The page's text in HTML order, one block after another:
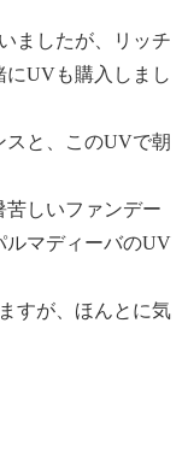
ましたが、リッチ
にUVも購入しまし
スと、このUVで朝
苦しいファンデー
ルマディーバのUV
すが、ほんとに気